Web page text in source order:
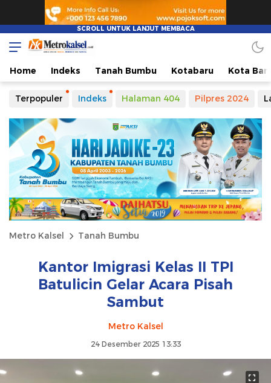
Home Indeks Tanah Bumbu Kotabaru Kota
Terpopuler Indeks Halaman 404 Pilpres 2024
Metro Kalsel Tanah Bumbu
Kantor Imigrasi Kelas II TPI
Batulicin Gelar Acara Pisah
Sambut
Metro Kalsel
24 Desember 2025 13:33